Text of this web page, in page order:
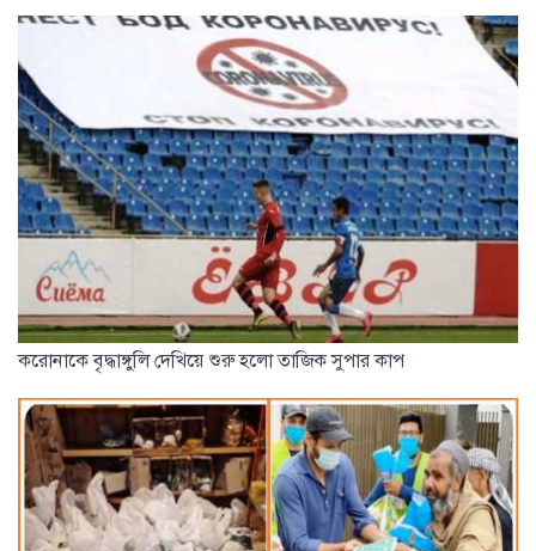
করোনাকে বৃদ্ধাঙ্গুলি দেখিয়ে শুরু হলো তাজিক সুপার কাপ